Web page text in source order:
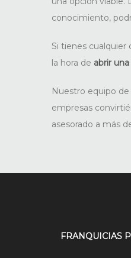
conocimiento,
Si tienes cualquier
la hora de abrir
Nuestro equipo
empresas
asesorado a más
FRANQUICIAS